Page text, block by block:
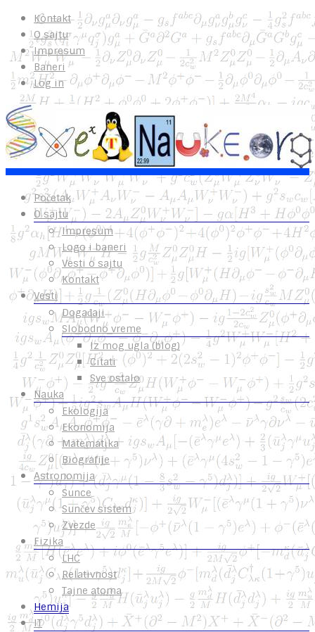
Kontakt
O sajtu
Impresum
Baneri
Log in
Početak
O sajtu
Impresum
Logo i baneri
Vesti o sajtu
Kontakt
Vesti
Događaji
Slobodno vreme
Iz mog ugla (blog)
Citati
Sve ostalo
Nauka
Ekologija
Ekonomija
Matematika
Biografije
Astronomija
Sunce
Sunčev sistem
Zvezde
Fizika
LHC
Relativnost
Tajne atoma
Hemija
IT